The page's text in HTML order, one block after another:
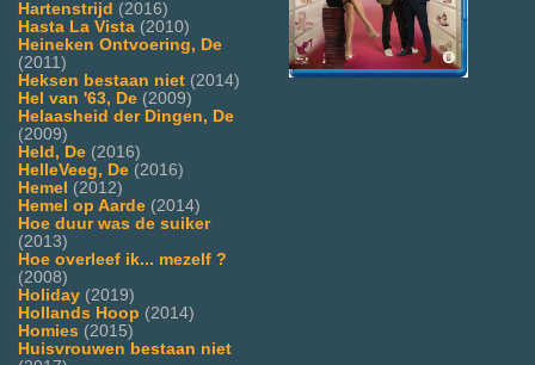
Hartenstrijd (2016)
Hasta La Vista (2010)
Heineken Ontvoering, De
(2011)
Heksen bestaan niet (2014)
Hel van '63, De (2009)
Helaasheid der Dingen, De
(2009)
Held, De (2016)
HelleVeeg, De (2016)
Hemel (2012)
Hemel op Aarde (2014)
Hoe duur was de suiker
(2013)
Hoe overleef ik... mezelf ?
(2008)
Holiday (2019)
Hollands Hoop (2014)
Homies (2015)
Huisvrouwen bestaan niet